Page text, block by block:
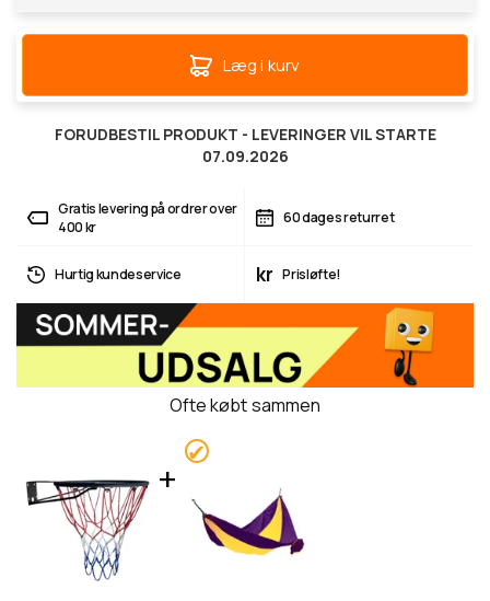
Læg i kurv
FORUDBESTIL PRODUKT - LEVERINGER VIL STARTE
07.09.2026
Gratis levering på ordrer over
400 kr
60 dages returret
Hurtig kundeservice kr Prisløfte!
Ofte købt sammen